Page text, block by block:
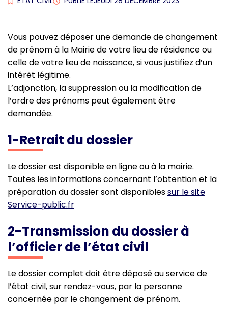
Vous pouvez déposer une demande de changement
de prénom à la Mairie de votre lieu de résidence ou
celle de votre lieu de naissance, si vous justifiez d’un
intérêt légitime.
L’adjonction, la suppression ou la modification de
l’ordre des prénoms peut également être
demandée.
1-Retrait du dossier
Le dossier est disponible en ligne ou à la mairie.
Toutes les informations concernant l’obtention et la
préparation du dossier sont disponiblessur le site
Service-public.fr
2-Transmission du dossier à
l’officier de l’état civil
Le dossier complet doit être déposé au service de
l’état civil, sur rendez-vous, par la personne
concernée par le changement de prénom.